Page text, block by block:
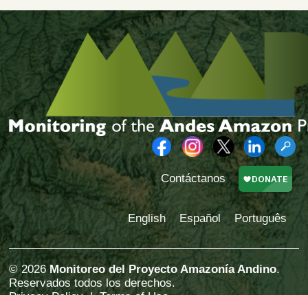
Contáctanos
English Español Português
© 2026 Monitoreo del Proyecto Amazonía Andino.
Reservados todos los derechos.